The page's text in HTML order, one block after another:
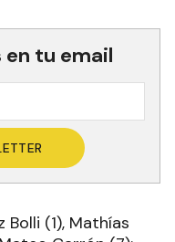
en tu email
Bolli (1), Mathías